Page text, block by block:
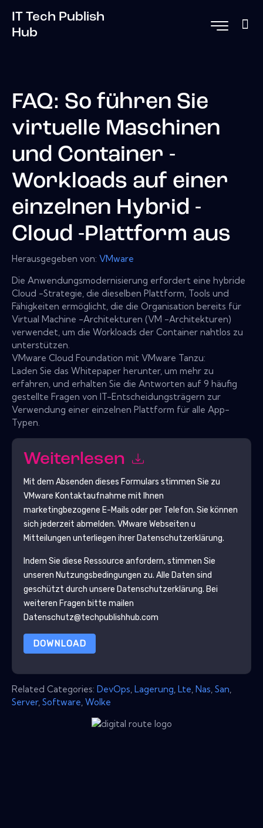
IT Tech Publish
Hub
FAQ: So führen Sie
virtuelle Maschinen
und Container -
Workloads auf einer
einzelnen Hybrid -
Cloud -Plattform aus
Herausgegeben von: VMware
Die Anwendungsmodernisierung erfordert eine hybride
Cloud -Strategie, die dieselben Plattform, Tools und
Fähigkeiten ermöglicht, die die Organisation bereits für
Virtual Machine -Architekturen (VM -Architekturen)
verwendet, um die Workloads der Container nahtlos zu
unterstützen.
VMware Cloud Foundation mit VMware Tanzu:
Laden Sie das Whitepaper herunter, um mehr zu
erfahren, und erhalten Sie die Antworten auf 9 häufig
gestellte Fragen von IT-Entscheidungsträgern zur
Verwendung einer einzelnen Plattform für alle App-
Typen.
Weiterlesen
Mit dem Absenden dieses Formulars stimmen Sie zu
VMware Kontaktaufnahme mit Ihnen
marketingbezogene E-Mails oder per Telefon. Sie können
sich jederzeit abmelden. VMware Webseiten u
Mitteilungen unterliegen ihrer Datenschutzerklärung.
Indem Sie diese Ressource anfordern, stimmen Sie
unseren Nutzungsbedingungen zu. Alle Daten sind
geschützt durch unsere Datenschutzerklärung. Bei
weiteren Fragen bitte mailen
Datenschutz@techpublishhub.com
DOWNLOAD
Related Categories: DevOps Lagerung Lte Nas San
Server, Software Wolke